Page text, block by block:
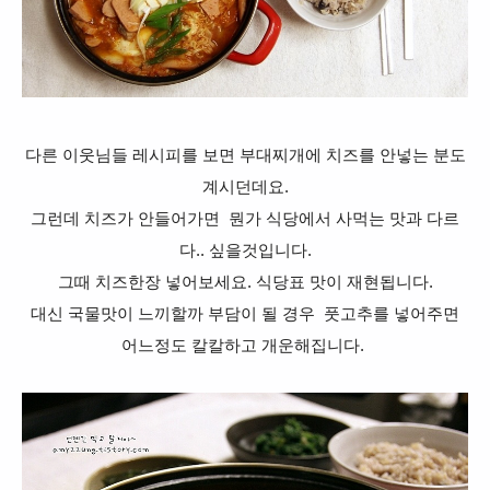
다른 이웃님들 레시피를 보면 부대찌개에 치즈를 안넣는 분도
계시던데요.
그런데 치즈가 안들어가면 뭔가 식당에서 사먹는 맛과 다르
다.. 싶을것입니다.
그때 치즈한장 넣어보세요. 식당표 맛이 재현됩니다.
대신 국물맛이 느끼할까 부담이 될 경우 풋고추를 넣어주면
어느정도 칼칼하고 개운해 집니다.